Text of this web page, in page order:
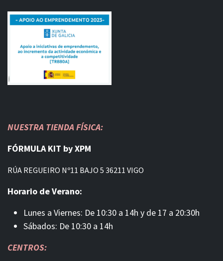
NUESTRA TIENDA FÍSICA:
FÓRMULA KIT by XPM
RÚA REGUEIRO Nº11 BAJO 5 36211 VIGO
Horario de Verano:
Lunes a Viernes: De 10:30 a 14h y de 17 a 20:30h
Sábados: De 10:30 a 14h
CENTROS: